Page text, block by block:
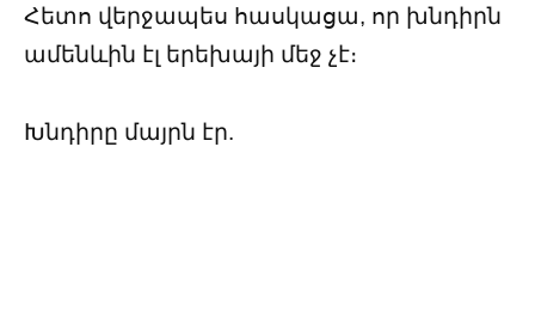
Հետո վերջապես հասկացա, որ խնդիրն
ամենևին էլ երեխայի մեջ չէ։
Խնդիրը մայրն էր.